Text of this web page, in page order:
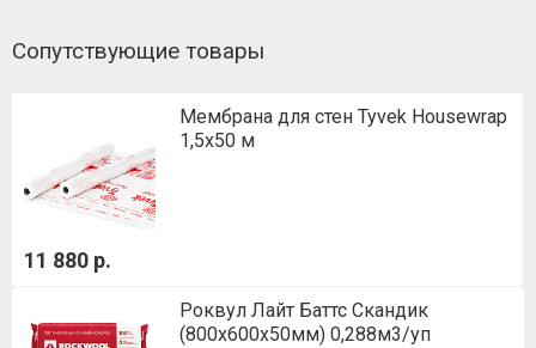
Сопутствующие товары
Мембрана для стен Tyvek Housewrap
1,5х50 м
11 880 р.
Роквул Лайт Баттс Скандик
(800х600х50мм) 0,288м3/уп